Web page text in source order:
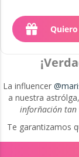
La influencer
a nuestra
inforñación tan
Te garantizamos